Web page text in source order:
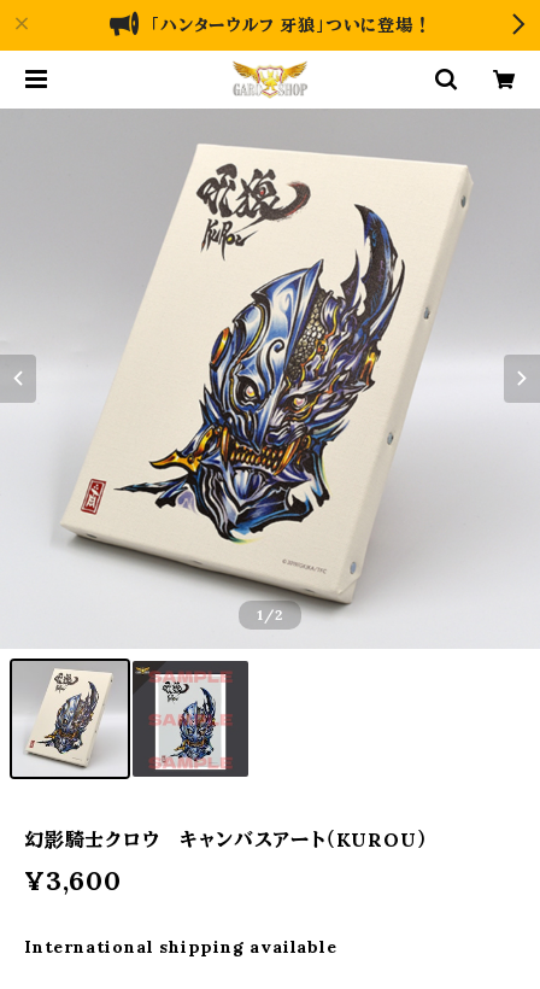
「ハンターウルフ 牙狼」ついに登場！
1 /2
幻影騎士クロウ キャンバスアート（KUROU）
¥3,600
International shipping available